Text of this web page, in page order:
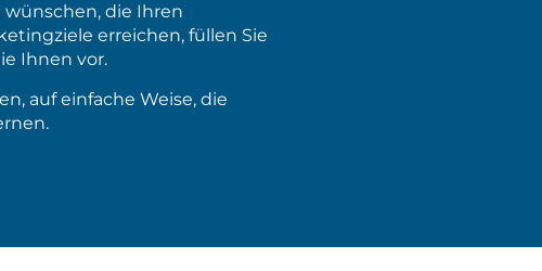
die Ihren
erreichen, füllen Sie
Ihnen vor.
auf einfache Weise, die